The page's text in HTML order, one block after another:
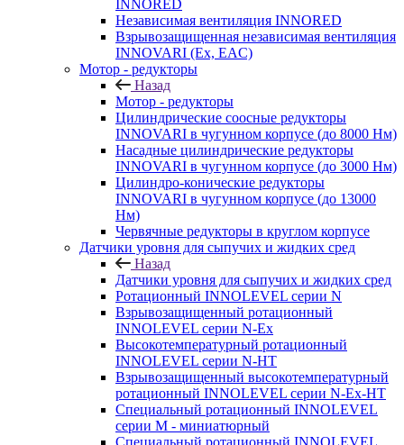
INNORED
Независимая вентиляция INNORED
Взрывозащищенная независимая вентиляция
INNOVARI (Ex, EAC)
Мотор - редукторы
Назад
Мотор - редукторы
Цилиндрические соосные редукторы
INNOVARI в чугунном корпусе (до 8000 Нм)
Насадные цилиндрические редукторы
INNOVARI в чугунном корпусе (до 3000 Нм)
Цилиндро-конические редукторы
INNOVARI в чугунном корпусе (до 13000
Нм)
Червячные редукторы в круглом корпусе
Датчики уровня для сыпучих и жидких сред
Назад
Датчики уровня для сыпучих и жидких сред
Ротационный INNOLEVEL серии N
Взрывозащищенный ротационный
INNOLEVEL серии N-Ex
Высокотемпературный ротационный
INNOLEVEL серии N-HT
Взрывозащищенный высокотемпературный
ротационный INNOLEVEL серии N-Ex-HT
Специальный ротационный INNOLEVEL
серии M - миниатюрный
Специальный ротационный INNOLEVEL